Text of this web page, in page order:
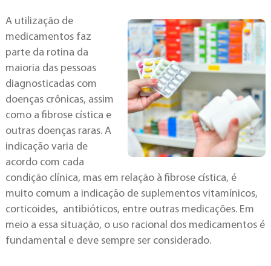
A utilização de
medicamentos faz
parte da rotina da
maioria das pessoas
diagnosticadas com
doenças crônicas, assim
como a fibrose cística e
outras doenças raras. A
indicação varia de
acordo com cada
condição clínica, mas em relação à fibrose cística, é
muito comum a indicação de suplementos vitamínicos,
corticoides, antibióticos, entre outras medicações. Em
meio a essa situação, o uso racional dos medicamentos é
fundamental e deve sempre ser considerado.